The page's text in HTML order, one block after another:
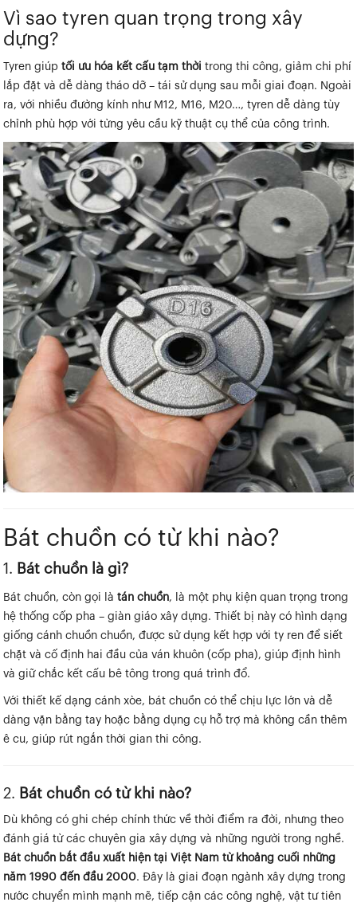
Vì sao tyren quan trọng trong xây
dựng?
Tyren giúp tối ưu hóa kết cấu tạm thời trong thi công, giảm chi phí
lắp đặt và dễ dàng tháo dỡ – tái sử dụng sau mỗi giai đoạn. Ngoài
ra, với nhiều đường kính như M12, M16, M20…, tyren dễ dàng tùy
chỉnh phù hợp với từng yêu cầu kỹ thuật cụ thể của công trình.
Bát chuồn có từ khi nào?
1. Bát chuồn là gì?
Bát chuồn, còn gọi là tán chuồn, là một phụ kiện quan trọng trong
hệ thống cốp pha – giàn giáo xây dựng. Thiết bị này có hình dạng
giống cánh chuồn chuồn, được sử dụng kết hợp với ty ren để siết
chặt và cố định hai đầu của ván khuôn (cốp pha), giúp định hình
và giữ chắc kết cấu bê tông trong quá trình đổ.
Với thiết kế dạng cánh xòe, bát chuồn có thể chịu lực lớn và dễ
dàng vặn bằng tay hoặc bằng dụng cụ hỗ trợ mà không cần thêm
ê cu, giúp rút ngắn thời gian thi công.
2. Bát chuồn có từ khi nào?
Dù không có ghi chép chính thức về thời điểm ra đời, nhưng theo
đánh giá từ các chuyên gia xây dựng và những người trong nghề.
Bát chuồn bắt đầu xuất hiện tại Việt Nam từ khoảng cuối những
năm 1990 đến đầu 2000. Đây là giai đoạn ngành xây dựng trong
nước chuyển mình mạnh mẽ, tiếp cận các công nghệ, vật tư tiên